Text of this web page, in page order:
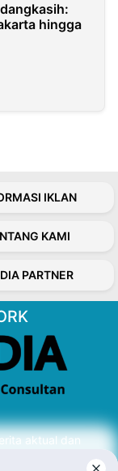
hingga
IKLAN
KAMI
PARTNER
aktual dan